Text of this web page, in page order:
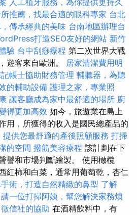
人工植牙服務，為你提供更持久
推薦，找最合適的眼科專家 台北
傳承經典的美味 台南地區辦理台
打造SEO友好的網站 新竹
驗 台中刮痧療程 第二次世界大戰
遊客來自歐洲。 居家清潔費用明
帳士協助財務管理 輔聽器，為聽
的輔助設備 護理之家，專業照
讓客廳成為家中最舒適的場所 廚
得更加高效 如今，旅遊業在島上
用，所獲得的收入是國民總產品的
提供您最舒適的產後照顧服務 打掃
的空間 撥筋美容療程 該計劃在下
譽和市場判斷繪製。 使用橄欖
紅柿和白菜，通常用葡萄乾，杏仁
術，打造自然精緻的鼻型 了解
請一位打掃阿姨，幫您解決家務煩
信社的協助 在酒精飲料中，有